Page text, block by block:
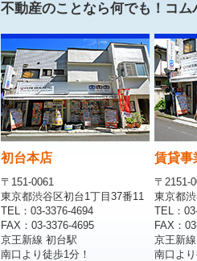
不動産のことなら何でも！コム
初台本店
〒151-0061
東京都渋谷区初台1丁目37番11
TEL：03-3376-4694
FAX：03-3376-4695
京王新線 初台駅
南口より徒歩1分！
賃貸事
〒2151-
東京都
TEL：
FAX：
京王新
南口より